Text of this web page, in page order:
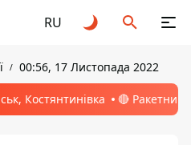
RU
00:56, 17 Листопада 2022
Костянтинівка 🔴 Ракетний